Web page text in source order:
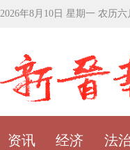
2026年8月10日 星期一 农历六
资讯 经济 法